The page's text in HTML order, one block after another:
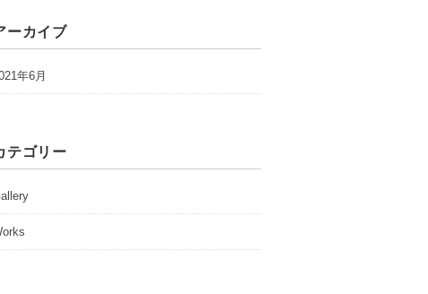
ーカイブ
年6月
テゴリー